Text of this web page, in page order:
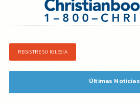
REGISTRE SU IGLESIA
Últimas Noticias